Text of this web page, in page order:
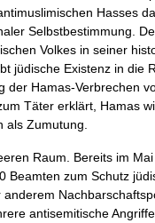
Hasses
Selbstbestimmung.
Volkes in seiner
jüdische Existenz in die
der Hamas-Verbrechen
Täter erklärt, Hamas
als Zumutung.
Raum. Bereits im
Beamten zum Schutz
antisemitische